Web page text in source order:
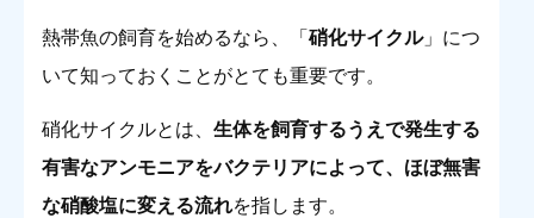
熱帯魚の飼育を始めるなら、「 硝化サイクル」につ
いて知っておくことがとても重要です。
硝化サイクルとは、 生体を飼育するうえで発生する
有害なアンモニアをバクテリアによって、ほぼ無害
な硝酸塩に変える流れを指します。